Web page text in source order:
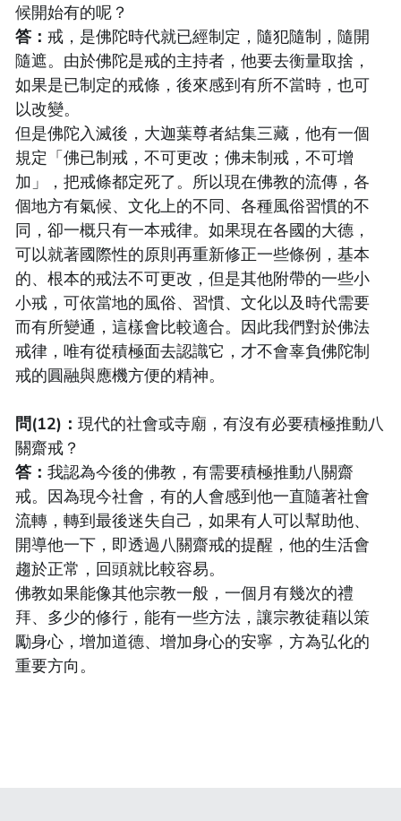
候開始有的呢？
答： 戒，是佛陀時代就已經制定，隨犯隨制，隨開
隨遮。由於佛陀是戒的主持者，他要去衡量取捨，
如果是已制定的戒條，後來感到有所不當時，也可
以改變。
但是佛陀入滅後，大迦葉尊者結集三藏，他有一個
規定「佛已制戒，不可更改；佛未制戒，不可增
加」，把戒條都定死了。所以現在佛教的流傳，各
個地方有氣候、文化上的不同、各種風俗習慣的不
同，卻一概只有一本戒律。如果現在各國的大德，
可以就著國際性的原則再重新修正一些條例，基本
的、根本的戒法不可更改，但是其他附帶的一些小
小戒，可依當地的風俗、習慣、文化以及時代需要
而有所變通，這樣會比較適合。因此我們對於佛法
戒律，唯有從積極面去認識它，才不會辜負佛陀制
戒的圓融與應機方便的精神。
問(12)： 現代的社會或寺廟，有沒有必要積極推動八
關齋戒？
答： 我認為今後的佛教，有需要積極推動八關齋
戒。因為現今社會，有的人會感到他一直隨著社會
流轉，轉到最後迷失自己，如果有人可以幫助他、
開導他一下，即透過八關齋戒的提醒，他的生活會
趨於正常，回頭就比較容易。
佛教如果能像其他宗教一般，一個月有幾次的禮
拜、多少的修行，能有一些方法，讓宗教徒藉以策
勵身心，增加道德、增加身心的安寧，方為弘化的
重要方向。